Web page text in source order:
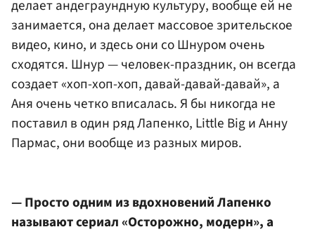
делает андеграундную культуру, вообще ей не
занимается, она делает массовое зрительское
видео, кино, и здесь они со Шнуром очень
сходятся. Шнур — человек-праздник, он всегда
создает «хоп-хоп-хоп, давай-давай-давай», а
Аня очень четко вписалась. Я бы никогда не
поставил в один ряд Лапенко, Little Big и Анну
Пармас, они вообще из разных миров.
— Просто одним из вдохновений Лапенко
называют сериал «Осторожно, модерн», а